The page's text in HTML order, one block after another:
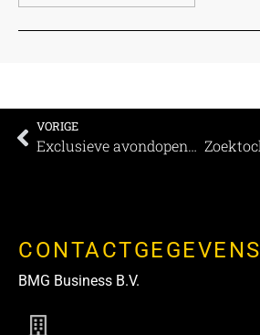
VORIGE
Exclusieve avondopenstelling ‘Geschiedenis van de Nacht’ in Museumpark Archeon, Alphen aan den Rijn
CONTACTGEGEVENS
BMG Business B.V.